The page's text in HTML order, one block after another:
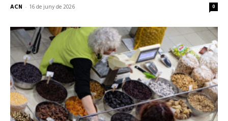
ACN - 16 de juny de 2026 0